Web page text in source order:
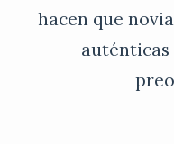
hacen que